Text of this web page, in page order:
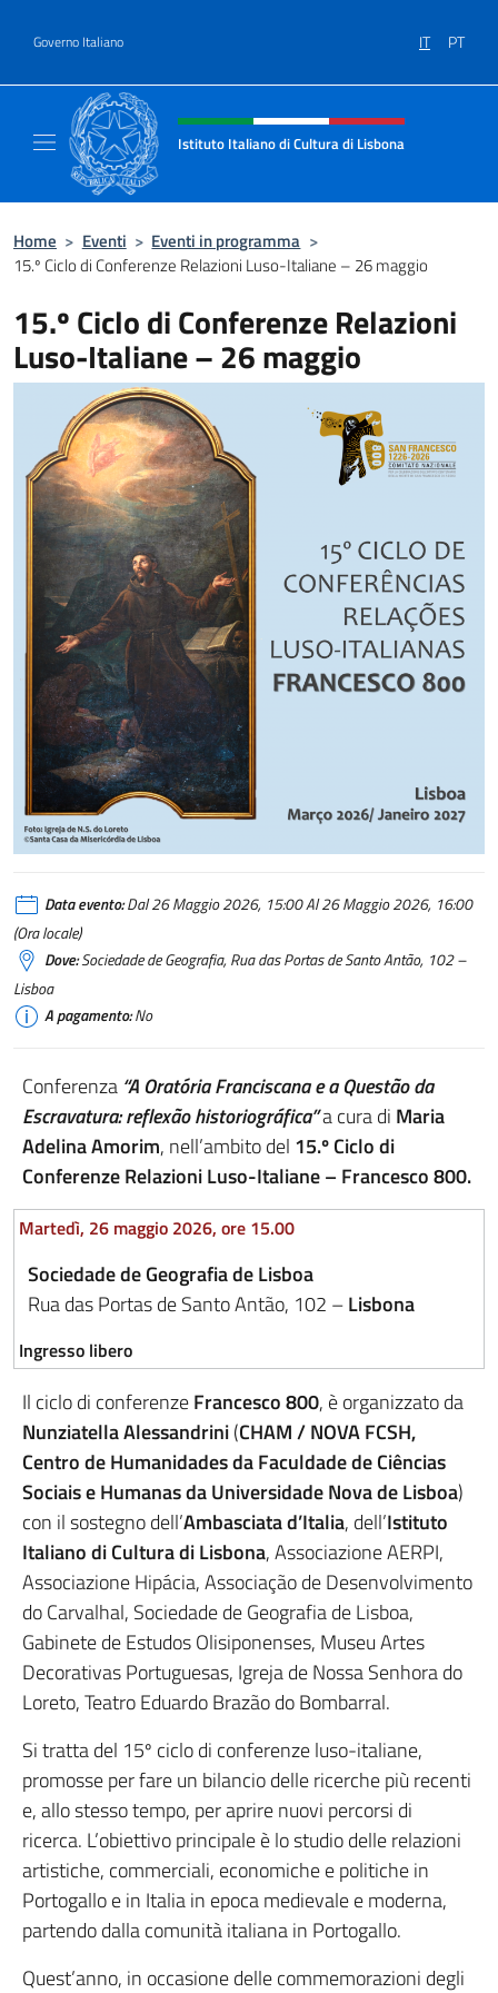
Governo Italiano IT PT
Intestazione sito, social e menù
Istituto Italiano di Cultura di Lisbona
Home > Eventi > Eventi in programma >
15.º Ciclo di Conferenze Relazioni Luso-Italiane – 26 maggio
15.º Ciclo di Conferenze Relazioni
Luso-Italiane – 26 maggio
Data evento:Dal 26 Maggio 2026, 15:00 Al 26 Maggio 2026, 16:00
(Ora locale)
Dove:Sociedade de Geografia, Rua das Portas de Santo Antão, 102 –
Lisboa
A pagamento:No
Conferenza “A Oratória Franciscana e a Questão da
Escravatura: reflexão historiográfica”a cura di Maria
Adelina Amorim, nell’ambito del 15.º Ciclo di
Conferenze Relazioni Luso-Italiane – Francesco 800.
Martedì, 26 maggio 2026, ore 15.00
Sociedade de Geografia de Lisboa
Rua das Portas de Santo Antão, 102 –Lisbona
Ingresso libero
Il ciclo di conferenzeFrancesco 800, è organizzato da
Nunziatella Alessandrini(CHAM / NOVA FCSH,
Centro de Humanidades da Faculdade de Ciências
Sociais e Humanas da Universidade Nova de Lisboa)
con il sostegno dell’Ambasciata d’Italia, dell’Istituto
Italiano di Cultura di Lisbona, Associazione AERPI,
Associazione Hipácia, Associação de Desenvolvimento
do Carvalhal, Sociedade de Geografia de Lisboa,
Gabinete de Estudos Olisiponenses, Museu Artes
Decorativas Portuguesas, Igreja de Nossa Senhora do
Loreto, Teatro Eduardo Brazão do Bombarral.
Si tratta del 15º ciclo di conferenze luso-italiane,
promosse per fare un bilancio delle ricerche più recenti
e, allo stesso tempo, per aprire nuovi percorsi di
ricerca. L’obiettivo principale è lo studio delle relazioni
artistiche, commerciali, economiche e politiche in
Portogallo e in Italia in epoca medievale e moderna,
partendo dalla comunità italiana in Portogallo.
Quest’anno, in occasione delle commemorazioni degli